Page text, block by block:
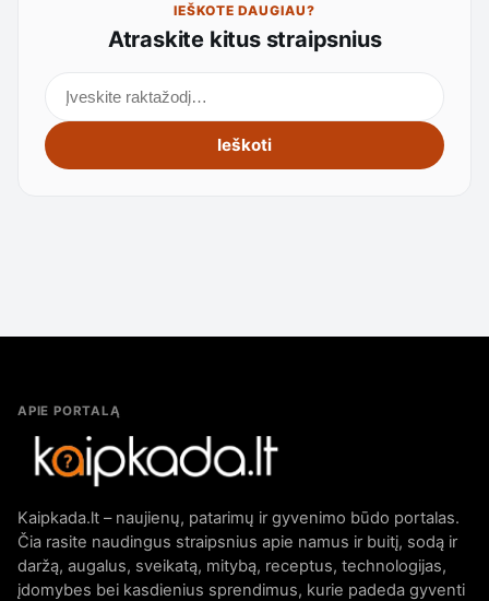
IEŠKOTE DAUGIAU?
Atraskite kitus straipsnius
Ieškoti
APIE PORTALĄ
Kaipkada.lt – naujienų, patarimų ir gyvenimo būdo portalas.
Čia rasite naudingus straipsnius apie namus ir buitį, sodą ir
daržą, augalus, sveikatą, mitybą, receptus, technologijas,
įdomybes bei kasdienius sprendimus, kurie padeda gyventi